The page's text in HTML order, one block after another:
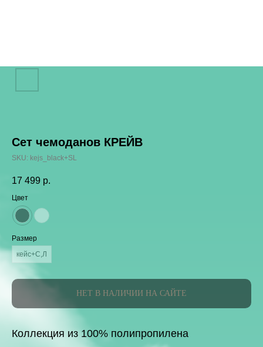
Сет чемоданов КРЕЙВ
SKU: kejs_black+SL
17 499 р.
Цвет
Размер
кейс+С,Л
Коллекция из 100% полипропилена